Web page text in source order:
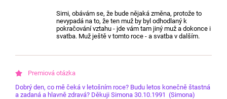
Simi, obávám se, že bude nějaká změna, protože to
nevypadá na to, že ten muž by byl odhodlaný k
pokračování vztahu - jde vám tam jiný muž a dokonce i
svatba. Muž ještě v tomto roce - a svatba v dalším.
Dobrý den, co mě čeká v letošním roce? Budu letos konečně štastná
a zadaná a hlavně zdravá? Děkuji Simona 30.10.1991 (Simona)